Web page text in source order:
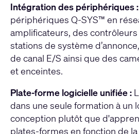
Intégration des périphériques :
périphériques Q-SYS™ en
amplificateurs, des
stations de système
de canal E/S ainsi que des
et enceintes.
Plate-forme logicielle unifiée :
dans une seule formation à un
conception plutôt que
plates-formes en fonction de